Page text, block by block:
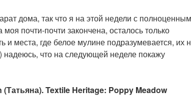
дома, так что я на этой недели с полноценным
моя почти-почти закончена, осталось только
и места, где белое мулине подразумевается, их
надеюсь, что на следующей неделе покажу
(Татьяна). Textile Heritage: Poppy Meadow